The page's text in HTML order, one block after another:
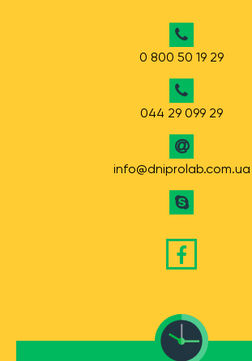
0 800 50 19 29
044 29 099 29
info@dniprolab.com.ua